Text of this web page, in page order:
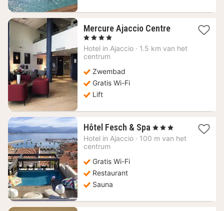
Mercure Ajaccio Centre1
vanaf
, 4 Sterren
Hotel in Ajaccio · 1.5 km van het
centrum
Zwembad
Gratis Wi-Fi
Lift
Hôtel Fesch & Spa 1
nacht
, 3 Sterren
Hotel in Ajaccio · 100 m van het
centrum
Gratis Wi-Fi
Restaurant
Sauna